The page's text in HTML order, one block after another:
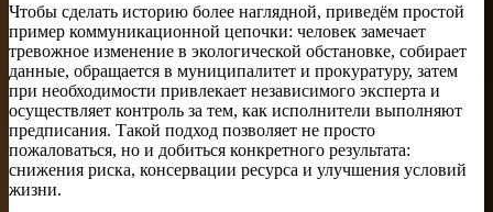
Чтобы сделать историю более наглядной, приведём простой
пример коммуникационной цепочки: человек замечает
тревожное изменение в экологической обстановке, собирает
данные, обращается в муниципалитет и прокуратуру, затем
при необходимости привлекает независимого эксперта и
осуществляет контроль за тем, как исполнители выполняют
предписания. Такой подход позволяет не просто
пожаловаться, но и добиться конкретного результата:
снижения риска, консервации ресурса и улучшения условий
жизни.